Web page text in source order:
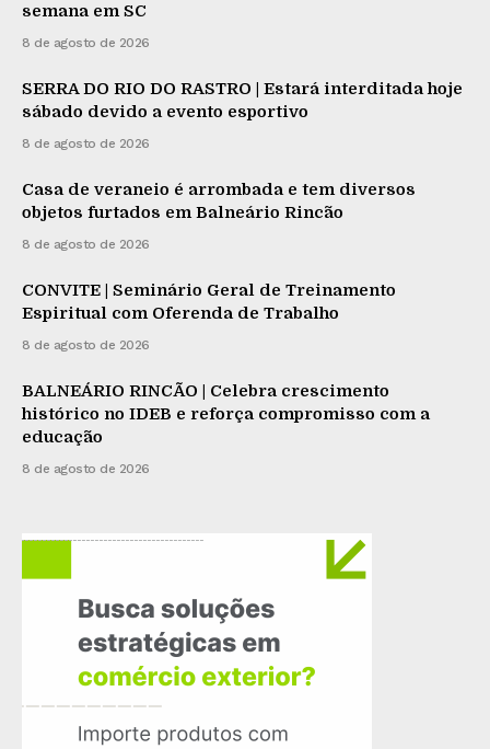
semana em SC
8 de agosto de 2026
SERRA DO RIO DO RASTRO | Estará interditada hoje
sábado devido a evento esportivo
8 de agosto de 2026
Casa de veraneio é arrombada e tem diversos
objetos furtados em Balneário Rincão
8 de agosto de 2026
CONVITE | Seminário Geral de Treinamento
Espiritual com Oferenda de Trabalho
8 de agosto de 2026
BALNEÁRIO RINCÃO | Celebra crescimento
histórico no IDEB e reforça compromisso com a
educação
8 de agosto de 2026